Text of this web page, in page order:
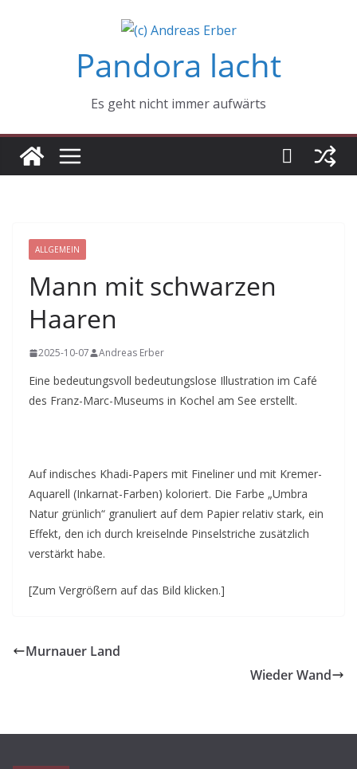
Pandora lacht
Es geht nicht immer aufwärts
ALLGEMEIN
Mann mit schwarzen
Haaren
2025-10-07 Andreas Erber
Eine bedeutungsvoll bedeutungslose Illustration im Café
des Franz-Marc-Museums in Kochel am See erstellt.
Auf indisches Khadi-Papers mit Fineliner und mit Kremer-
Aquarell (Inkarnat-Farben) koloriert. Die Farbe „Umbra
Natur grünlich“ granuliert auf dem Papier relativ stark, ein
Effekt, den ich durch kreiselnde Pinselstriche zusätzlich
verstärkt habe.
[Zum Vergrößern auf das Bild klicken.]
Murnauer Land
Wieder Wand